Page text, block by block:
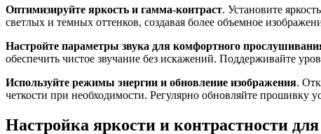
Оптимизируйте яркость и гамма-контраст. Установите
светлых и темных оттенков, создавая более объемное
Настройте параметры звука для комфортного
обеспечить чистое звучание без искажений. Поддерживайте
Используйте режимы энергии и обновление изображения.
четкости при необходимости. Регулярно обновляйте прошивку
Настройка яркости и контрастности